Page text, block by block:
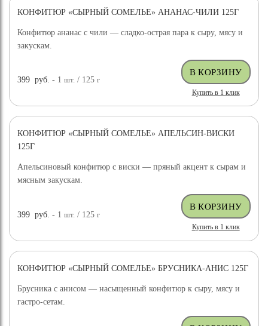
КОНФИТЮР «СЫРНЫЙ СОМЕЛЬЕ» АНАНАС-ЧИЛИ 125Г
Конфитюр ананас с чили — сладко-острая пара к сыру, мясу и
закускам.
399 руб. - 1шт. / 125г
Купить в 1 клик
КОНФИТЮР «СЫРНЫЙ СОМЕЛЬЕ» АПЕЛЬСИН-ВИСКИ
125Г
Апельсиновый конфитюр с виски — пряный акцент к сырам и
мясным закускам.
399 руб. - 1шт. / 125г
Купить в 1 клик
КОНФИТЮР «СЫРНЫЙ СОМЕЛЬЕ» БРУСНИКА-АНИС 125Г
Брусника с анисом — насыщенный конфитюр к сыру, мясу и
гастро-сетам.